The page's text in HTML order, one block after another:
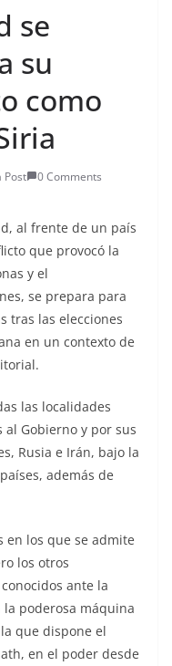
se
su
como
Post
0 Comments
al frente de un país
que provocó la
y el
se prepara para
tras las elecciones
en un contexto de
las localidades
Gobierno y por sus
Rusia e Irán, bajo la
además de
en los que se admite
los otros
ante la
poderosa máquina
que dispone el
en el poder desde